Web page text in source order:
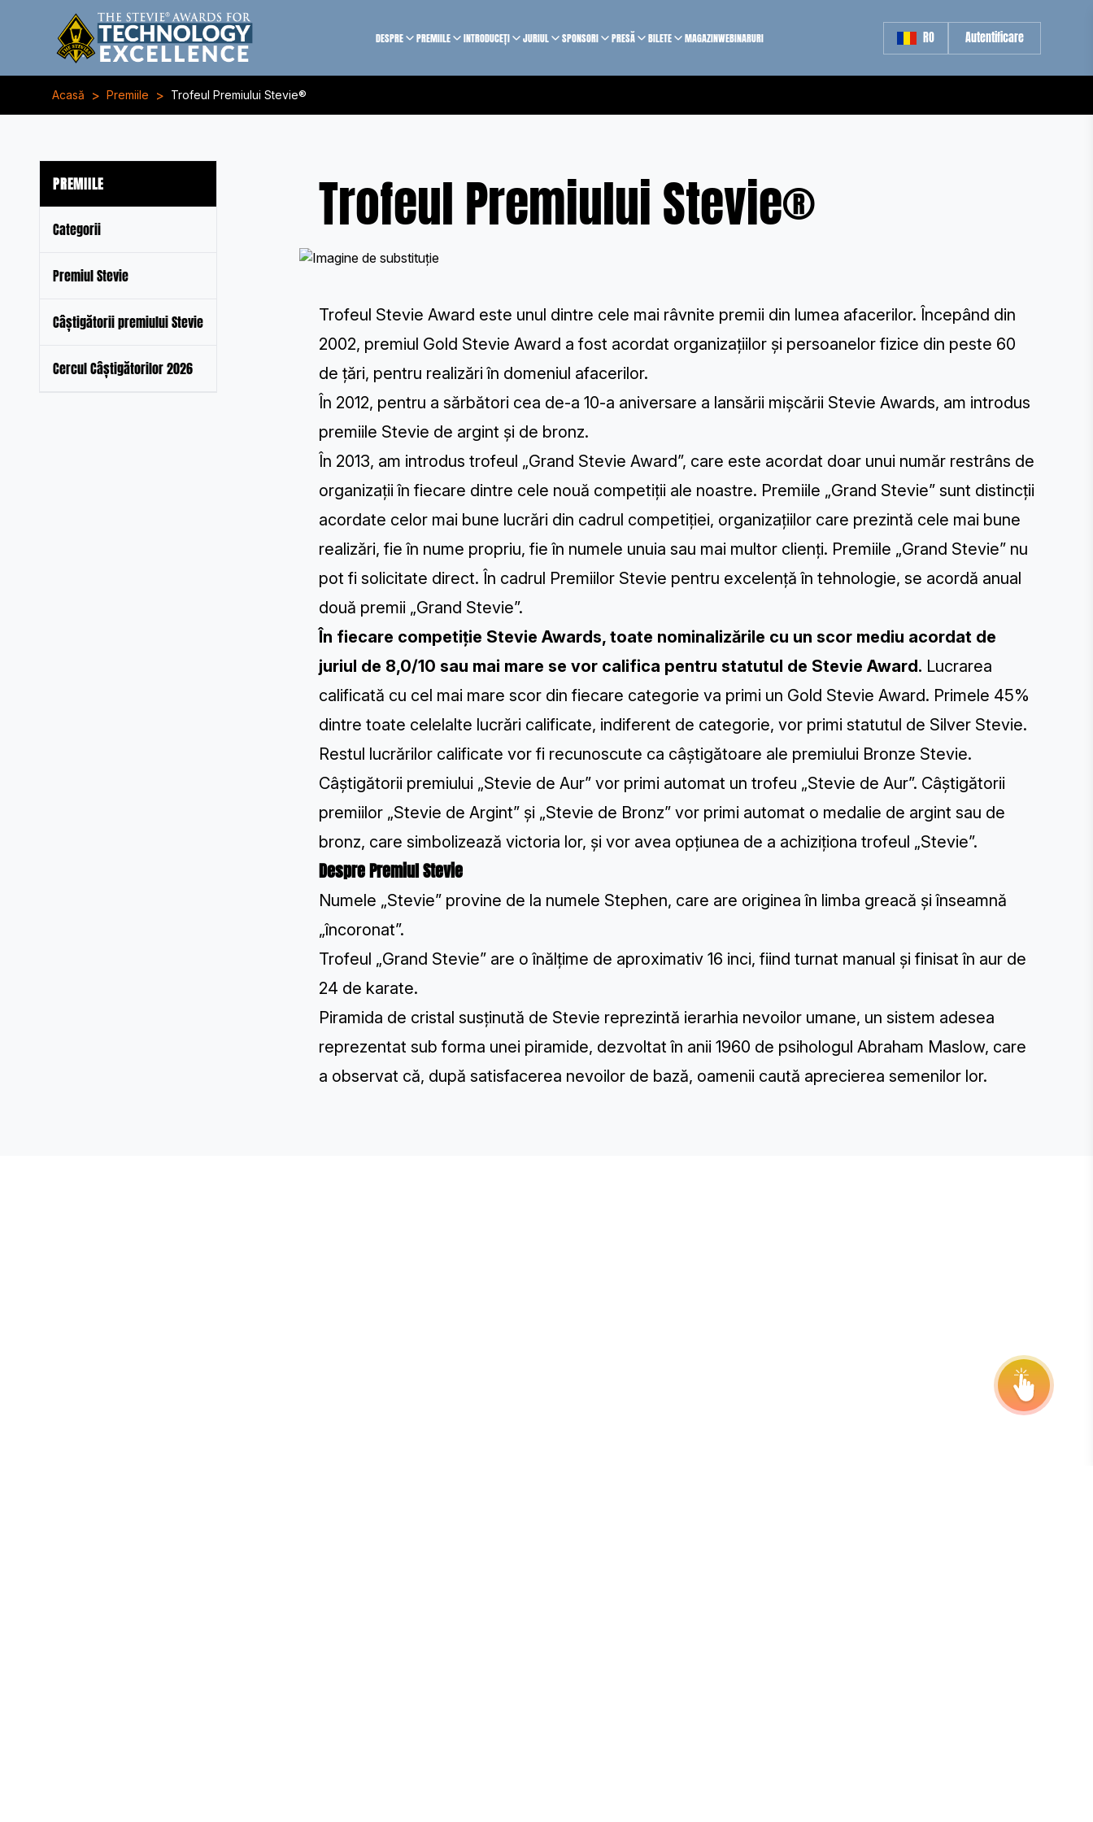
DESPRE PREMIILE INTRODUCEȚI JURIUL SPONSORI PRESĂ BILETE MAGAZINWEBINARURI RO Autentificare
Acasă > Premiile > Trofeul Premiului Stevie®
PREMIILE
Categorii
Premiul Stevie
Câștigătorii premiului Stevie
Cercul Câștigătorilor 2026
Trofeul Premiului Stevie®
Trofeul Stevie Award este unul dintre cele mai râvnite premii din lumea afacerilor. Începând din
2002, premiul Gold Stevie Award a fost acordat organizațiilor și persoanelor fizice din peste 60
de țări, pentru realizări în domeniul afacerilor.
În 2012, pentru a sărbători cea de-a 10-a aniversare a lansării mișcării Stevie Awards, am introdus
premiile Stevie de argint și de bronz.
În 2013, am introdus trofeul „Grand Stevie Award”, care este acordat doar unui număr restrâns de
organizații în fiecare dintre cele nouă competiții ale noastre. Premiile „Grand Stevie” sunt distincții
acordate celor mai bune lucrări din cadrul competiției, organizațiilor care prezintă cele mai bune
realizări, fie în nume propriu, fie în numele unuia sau mai multor clienți. Premiile „Grand Stevie” nu
pot fi solicitate direct. În cadrul Premiilor Stevie pentru excelență în tehnologie, se acordă anual
două premii „Grand Stevie”.
În fiecare competiție Stevie Awards, toate nominalizările cu un scor mediu acordat de
juriul de 8,0/10 sau mai mare se vor califica pentru statutul de Stevie Award. Lucrarea
calificată cu cel mai mare scor din fiecare categorie va primi un Gold Stevie Award. Primele 45%
dintre toate celelalte lucrări calificate, indiferent de categorie, vor primi statutul de Silver Stevie.
Restul lucrărilor calificate vor fi recunoscute ca câștigătoare ale premiului Bronze Stevie.
Câștigătorii premiului „Stevie de Aur” vor primi automat un trofeu „Stevie de Aur”. Câștigătorii
premiilor „Stevie de Argint” și „Stevie de Bronz” vor primi automat o medalie de argint sau de
bronz, care simbolizează victoria lor, și vor avea opțiunea de a achiziționa trofeul „Stevie”.
Despre Premiul Stevie
Numele „Stevie” provine de la numele Stephen, care are originea în limba greacă și înseamnă
„încoronat”.
Trofeul „Grand Stevie” are o înălțime de aproximativ 16 inci, fiind turnat manual și finisat în aur de
24 de karate.
Piramida de cristal susținută de Stevie reprezintă ierarhia nevoilor umane, un sistem adesea
reprezentat sub forma unei piramide, dezvoltat în anii 1960 de psihologul Abraham Maslow, care
a observat că, după satisfacerea nevoilor de bază, oamenii caută aprecierea semenilor lor.